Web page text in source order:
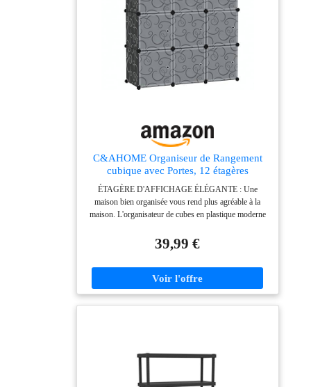
C&AHOME Organiseur de Rangement
cubique avec Portes, 12 étagères
cubiques
ÉTAGÈRE D'AFFICHAGE ÉLÉGANTE : Une
maison bien organisée vous rend plus agréable à la
maison. L'organisateur de cubes en plastique moderne
livres, des photos, des jouets, des sacs, des plantes en
pot, des CD, rend votre maison organisée et soignée.
taille de cube mesure 11,8 "L × 11,8" L × 11,8 "H. Les
dimensions du produit sont 36,6" L x 12,4" L x 48,4"
antirouille et de connecteurs ABS. La structure robuste
garantit que chaque cube peut supporter un poids
maximum de 11 lb FACILE À ASSEMBLER: Facile à
39,99 €